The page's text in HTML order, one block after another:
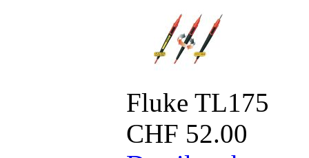
Fluke TL175
CHF 52.00